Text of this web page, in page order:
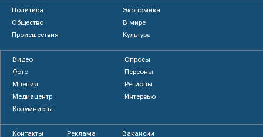
Политика
Экономика
Общество
В мире
Происшествия
Культура
Видео
Опросы
Фото
Персоны
Мнения
Регионы
Медиацентр
Интервью
Колумнисты
Контакты Реклама Вакансии